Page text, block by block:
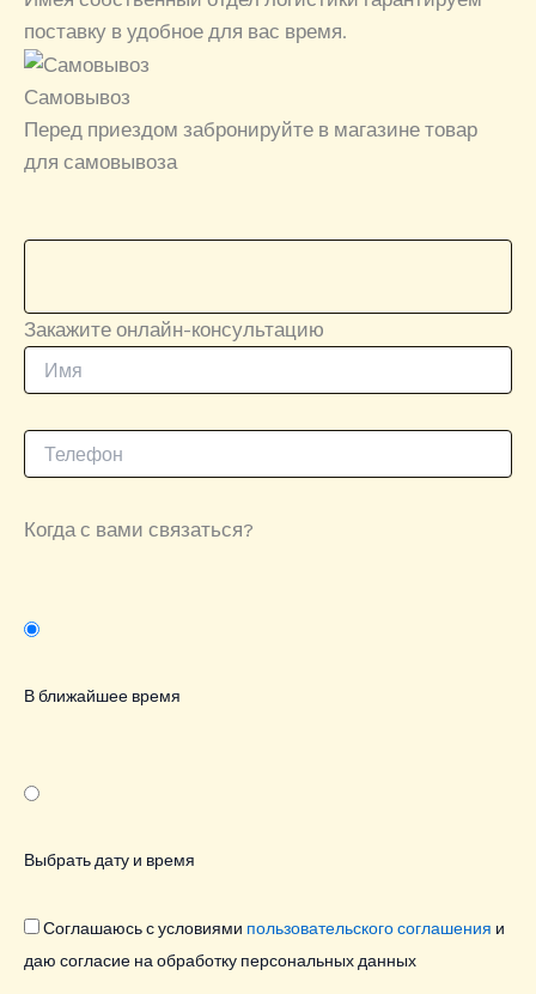
поставку в удобное для вас время.
Самовывоз
Перед приездом забронируйте в магазине товар
для самовывоза
Закажите онлайн-консультацию
Когда с вами связаться?
В ближайшее время
Выбрать дату и время
Соглашаюсь с условиями пользовательского соглашения и
даю согласие на обработку персональных данных